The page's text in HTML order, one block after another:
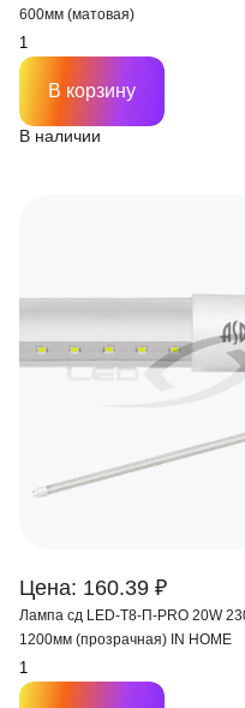
600мм (матовая)
В наличии
В корзину
Цена: 160.39 ₽
Лампа сд LED-T8-П-PRO 20W
1200мм (прозрачная) IN HOME